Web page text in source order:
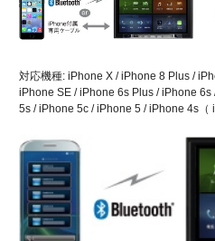
対応機種: iPhone X / iPhone 8 Plus /
iPhone SE / iPhone 6s Plus / iPhone
5s / iPhone 5c / iPhone 5 / iPhone 4s（